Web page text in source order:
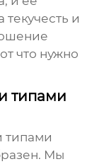
и
что нужно
типами
типами
Мы